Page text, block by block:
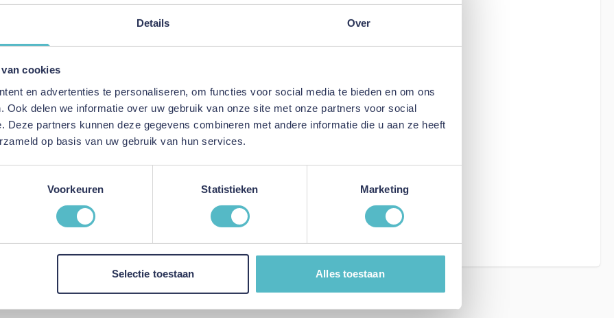
Details Over
cookies
en advertenties te personaliseren, om functies voor social media te bieden en om ons
Ook delen we informatie over uw gebruik van onze site met onze partners voor social
Deze partners kunnen deze gegevens combineren met andere informatie die u aan ze heeft
op basis van uw gebruik van hun services.
Voorkeuren Statistieken Marketing
Selectie toestaan Alles toestaan
Review
This form is protected by reCAPTCHA - the
Google Privacy Policy
Terms of Service